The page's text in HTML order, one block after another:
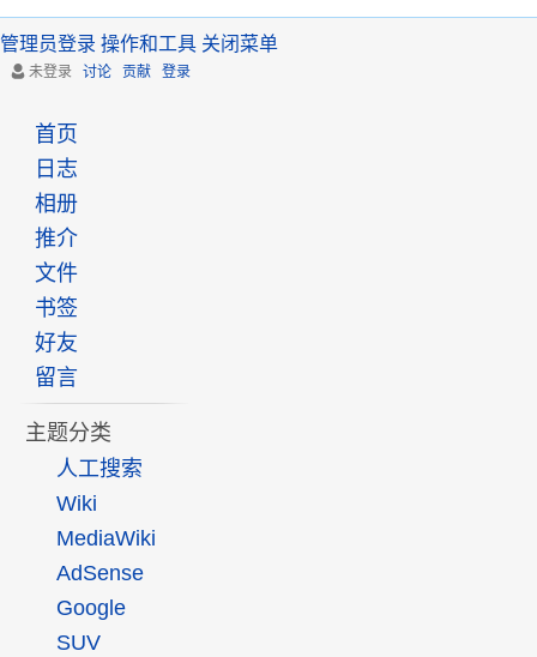
管理员登录 操作和工具 关闭菜单
未登录 讨论 贡献 登录
首页
日志
相册
推介
文件
书签
好友
留言
主题分类
人工搜索
Wiki
MediaWiki
AdSense
Google
SUV